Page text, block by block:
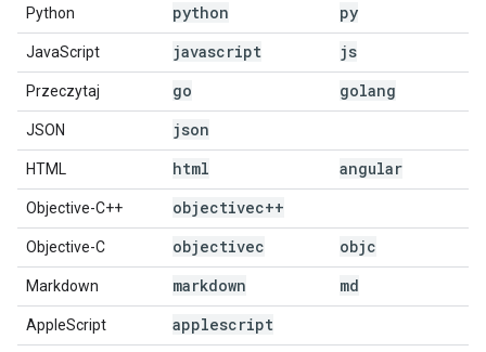
Python python py
JavaScript javascript js
Przeczytaj go golang
JSON json
HTML html angular
Objective-C++ objectivec++
Objective-C objectivec objc
Markdown markdown md
AppleScript applescript